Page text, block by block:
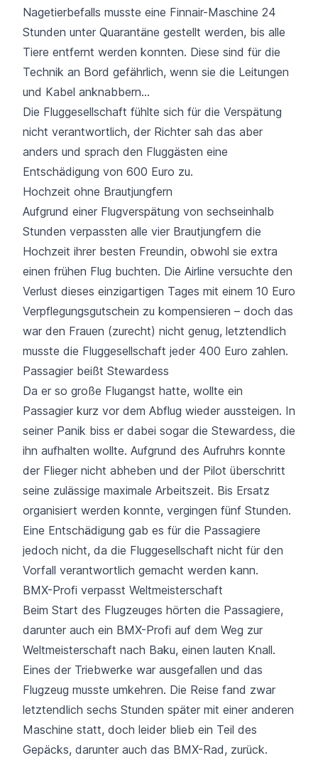
Nagetierbefalls musste eine Finnair-Maschine 24
Stunden unter Quarantäne gestellt werden, bis alle
Tiere entfernt werden konnten. Diese sind für die
Technik an Bord gefährlich, wenn sie die Leitungen
und Kabel anknabbern…
Die Fluggesellschaft fühlte sich für die Verspätung
nicht verantwortlich, der Richter sah das aber
anders und sprach den Fluggästen eine
Entschädigung von 600 Euro zu.
Hochzeit ohne Brautjungfern
Aufgrund einer Flugverspätung von sechseinhalb
Stunden verpassten alle vier Brautjungfern die
Hochzeit ihrer besten Freundin, obwohl sie extra
einen frühen Flug buchten. Die Airline versuchte den
Verlust dieses einzigartigen Tages mit einem 10 Euro
Verpflegungsgutschein zu kompensieren – doch das
war den Frauen (zurecht) nicht genug, letztendlich
musste die Fluggesellschaft jeder 400 Euro zahlen.
Passagier beißt Stewardess
Da er so große Flugangst hatte, wollte ein
Passagier kurz vor dem Abflug wieder aussteigen. In
seiner Panik biss er dabei sogar die Stewardess, die
ihn aufhalten wollte. Aufgrund des Aufruhrs konnte
der Flieger nicht abheben und der Pilot überschritt
seine zulässige maximale Arbeitszeit. Bis Ersatz
organisiert werden konnte, vergingen fünf Stunden.
Eine Entschädigung gab es für die Passagiere
jedoch nicht, da die Fluggesellschaft nicht für den
Vorfall verantwortlich gemacht werden kann.
BMX-Profi verpasst Weltmeisterschaft
Beim Start des Flugzeuges hörten die Passagiere,
darunter auch ein BMX-Profi auf dem Weg zur
Weltmeisterschaft nach Baku, einen lauten Knall.
Eines der Triebwerke war ausgefallen und das
Flugzeug musste umkehren. Die Reise fand zwar
letztendlich sechs Stunden später mit einer anderen
Maschine statt, doch leider blieb ein Teil des
Gepäcks, darunter auch das BMX-Rad, zurück.